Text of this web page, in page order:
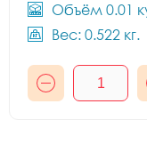
Объём 0.01
Вес: 0.522 кг.